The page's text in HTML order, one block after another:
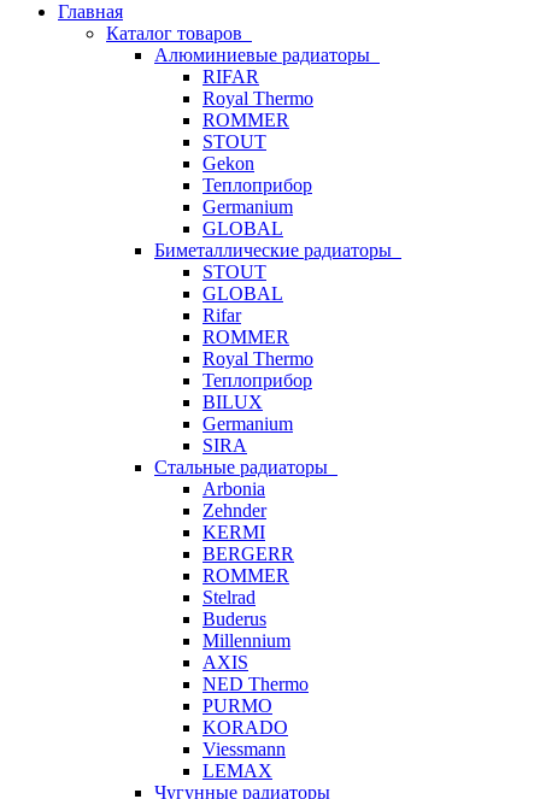
Главная
Каталог товаров
Алюминиевые радиаторы
RIFAR
Royal Thermo
ROMMER
STOUT
Gekon
Теплоприбор
Germanium
GLOBAL
Биметаллические радиаторы
STOUT
GLOBAL
Rifar
ROMMER
Royal Thermo
Теплоприбор
BILUX
Germanium
SIRA
Стальные радиаторы
Arbonia
Zehnder
KERMI
BERGERR
ROMMER
Stelrad
Buderus
Millennium
AXIS
NED Thermo
PURMO
KORADO
Viessmann
LEMAX
Чугунные радиаторы